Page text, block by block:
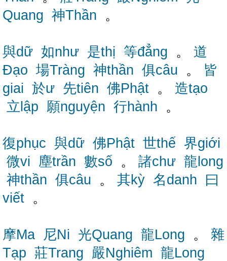
Quang 神Thần 。
與dữ 如như 是thị 等đẳng 。 道
Đạo 場Tràng 神thần 俱câu 。 皆
giai 於ư 先tiên 佛Phật 。 造tạo
立lập 願nguyện 行hành 。
復phục 與dữ 佛Phật 世thế 界giới
微vi 塵trần 數số 。 諸chư 龍long
神thần 俱câu 。 其kỳ 名danh
曰
viết 。
摩Ma 尼Ni 光Quang 龍Long 。 雜
Tạp 莊Trang 嚴Nghiêm 龍Long